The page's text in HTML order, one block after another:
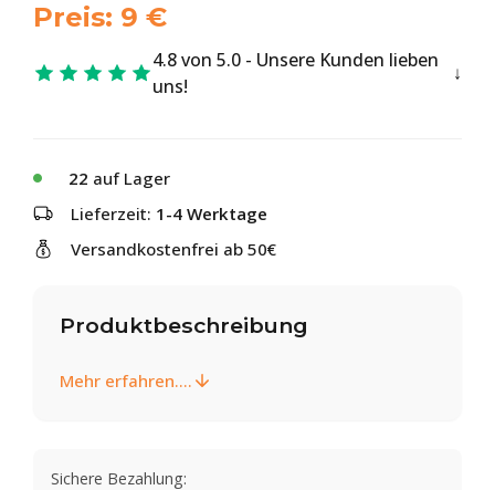
Preis: 9 €
4.8 von 5.0 - Unsere Kunden lieben
uns!
22 auf Lager
Lieferzeit: 1-4 Werktage
Versandkostenfrei ab 50€
Produktbeschreibung
Mehr erfahren....
Sichere Bezahlung: